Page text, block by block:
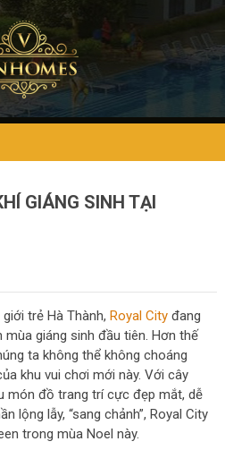
GIÁNG SINH TẠI
trẻ Hà Thành, Royal Cityđang
giáng sinh đầu tiên. Hơn thế
ta không thể không choáng
khu vui chơi mới này. Với cây
món đồ trang trí cực đẹp mắt, dễ
lộng lẫy, “sang chảnh”, Royal City
trong mùa Noel này.